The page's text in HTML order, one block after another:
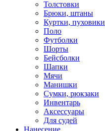
Толстовки
Брюки, штаны
Куртки, пуховики
Поло
Футболки
Шорты
Бейсболки
Шапки
Мячи
Манишки
Сумки, рюкзаки
Инвентарь
Аксессуары
Для судей
Нанесение